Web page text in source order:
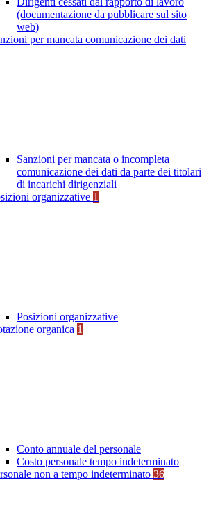
(documentazione da pubblicare sul sito
web)
per mancata comunicazione dei dati
Sanzioni per mancata o incompleta
comunicazione dei dati da parte dei titolari
di incarichi dirigenziali
organizzative 1
Posizioni organizzative
organica 1
Conto annuale del personale
Costo personale tempo indeterminato
non a tempo indeterminato 36